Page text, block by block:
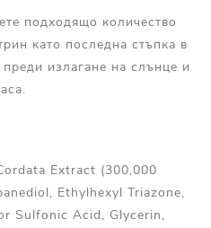
подходящо количество
като последна стъпка в
излагане на слънце и
Extract (300,000
Ethylhexyl Triazone,
Sulfonic Acid, Glycerin,